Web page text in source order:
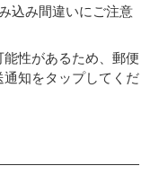
込み間違いにご注意
性があるため、郵便
知をタップしてくだ